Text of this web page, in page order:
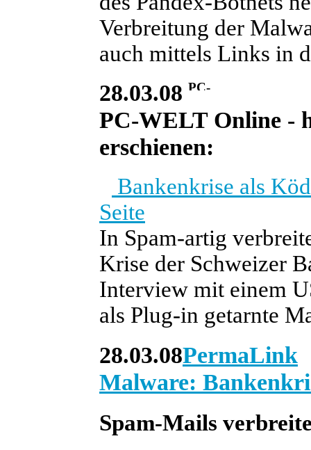
Verbreitung der
auch mittels Links in
28.03.08
PC-WELT Online -
erschienen:
Bankenkrise als
Seite
In Spam-artig
Krise der Schweizer
Interview mit einem
als Plug-in getarnte
28.03.08PermaLink
Malware:
Spam-Mails